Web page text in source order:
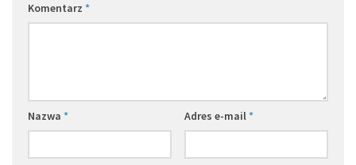
Komentarz *
Nazwa * Adres e-mail*